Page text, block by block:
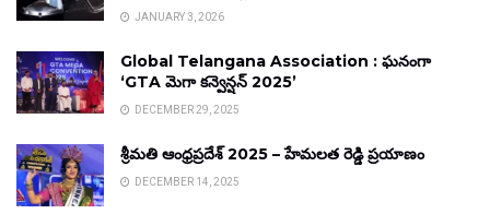
JANUARY 3, 2026
Global Telangana Association : ఘనంగా
‘GTA మెగా కన్వెన్షన్ 2025’
DECEMBER 29, 2025
శ్రీమతి ఆంధ్రప్రదేశ్ 2025 – హేమలత రెడ్డి ప్రయాణం
DECEMBER 14, 2025